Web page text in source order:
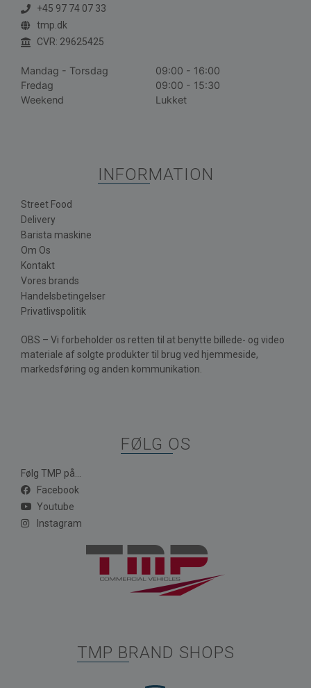
+45 97 74 07 33
tmp.dk
CVR: 29625425
Mandag - Torsdag
09:00 - 16:00
Fredag
09:00 - 15:30
Weekend
Lukket
INFORMATION
Street Food
Delivery
Barista maskine
Om Os
Kontakt
Vores brands
Handelsbetingelser
Privatlivspolitik
OBS – Vi forbeholder os retten til at benytte billede- og video
materiale af solgte produkter til brug ved hjemmeside,
markedsføring og anden kommunikation.
FØLG OS
Følg TMP på...
Facebook
Youtube
Instagram
TMP BRAND SHOPS